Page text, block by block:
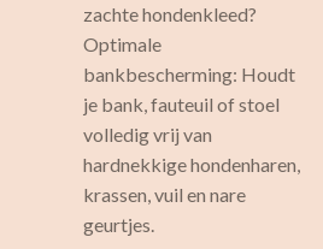
zachte hondenkleed?
Optimale
bankbescherming: Houdt
je bank, fauteuil of stoel
volledig vrij van
hardnekkige hondenharen,
krassen, vuil en nare
geurtjes.